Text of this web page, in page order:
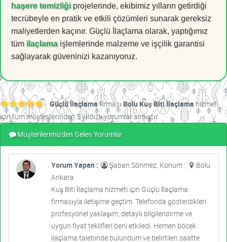
haşere temizliği projelerinde, ekibimiz yılların getirdiği
tecrübeyle en pratik ve etkili çözümleri sunarak gereksiz
maliyetlerden kaçınır. Güçlü İlaçlama olarak, yaptığımız
tüm ilaçlamaişlemlerinde malzeme ve işçilik garantisi
sağlayarak güveninizi kazanıyoruz.
Güçlü İlaçlamafirması Bolu Kuş Biti İlaçlama hizmeti
için tüm müşterilerinden 5 yıldızlı yorumlar almıştır.
Müşterilerimizden Gelen Yorumlar
Yorum Yapan : Şaban Sönmez, Konum :
Bolu
Ankara
Kuş Biti İlaçlama hizmeti için Güçlü İlaçlama
firmasıyla iletişime geçtim. Telefonda gösterdikleri
profesyonel yaklaşım, detaylı bilgilendirme ve
uygun fiyat teklifleri beni etkiledi. Hemen böcek
ilaçlama talebinde bulundum ve belirtilen saatte